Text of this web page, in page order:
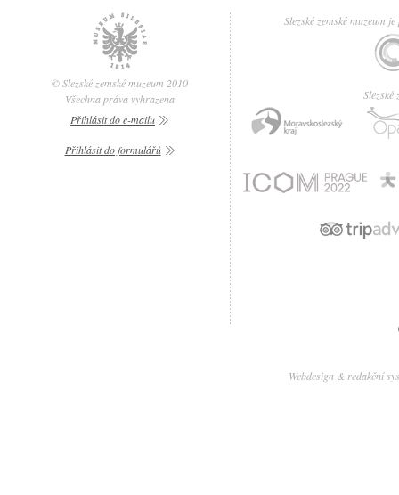
Slezské zemské muzeum
Slezské
© Slezské zemské muzeum 2010
Všechna práva vyhrazena
Přihlásit do e-mailu
Přihlásit do formulářů
Webdesign & redakční